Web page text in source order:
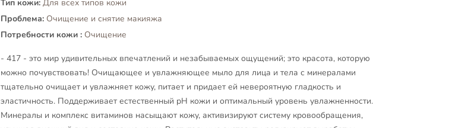
Тип кожи: Для всех типов кожи
Проблема: Очищение и снятие макияжа
Потребности кожи : Очищение
- 417 - это мир удивительных впечатлений и незабываемых ощущений; это красота, которую
можно почувствовать! Очищающее и увлажняющее мыло для лица и тела с минералами
тщательно очищает и увлажняет кожу, питает и придает ей невероятную гладкость и
эластичность. Поддерживает естественный pH кожи и оптимальный уровень увлажненности.
Минералы и комплекс витаминов насыщают кожу, активизируют систему кровообращения,